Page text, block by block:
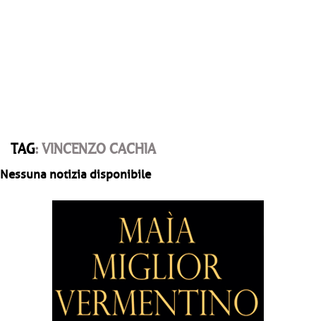
TAG: VINCENZO CACHIA
Nessuna notizia disponibile